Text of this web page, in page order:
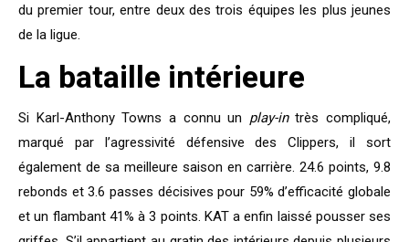
du premier tour, entre deux des trois équipes les plus jeunes
de la ligue.
La bataille intérieure
Si Karl-Anthony Towns a connu un play-intrès compliqué,
marqué par l’agressivité défensive des Clippers, il sort
également de sa meilleure saison en carrière. 24.6 points, 9.8
rebonds et 3.6 passes décisives pour 59% d’efficacité globale
et un flambant 41% à 3 points. KAT a enfin laissé pousser ses